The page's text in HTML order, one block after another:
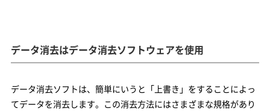
データ消去はデータ消去ソフトウェアを使用
データ消去ソフトは、簡単にいうと「上書き」をすることによっ
てデータを消去します。この消去方法にはさまざまな規格があり